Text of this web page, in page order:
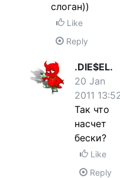
слоган))
Like
Reply
.DIE$EL.
20 Jan
2011
Так что
насчет
бески?
Like
Reply